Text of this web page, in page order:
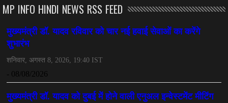
MP INFO HINDI NEWS RSS FEED